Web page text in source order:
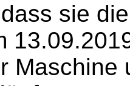
sie
Maschine